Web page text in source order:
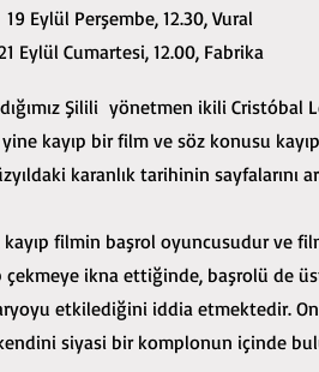
Şilili yönetmen ikili Cristóbal
yine kayıp bir film ve söz konusu
karanlık tarihinin sayfalarını
filmin başrol oyuncusudur ve
ikna ettiğinde, başrolü de
etkilediğini iddia etmektedir.
siyasi bir komplonun içinde
19 Eylül Perşembe, 12.30, Vural
Eylül Cumartesi, 12.00, Fabrika